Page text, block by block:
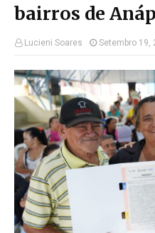
bairros de
Lucieni Soares Setembro 19,